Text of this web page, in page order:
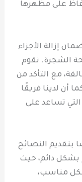
على مظهرها
إزالة الأجزاء
الشجرة. نقوم
مع التأكد من
لدينا فريقًا
تساعد على
بتقديم النصائح
بشكل دائم، حيث
مناسب،